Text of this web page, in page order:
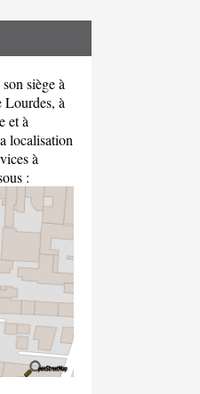
siège à
Lourdes, à
et à
localisation
à
: